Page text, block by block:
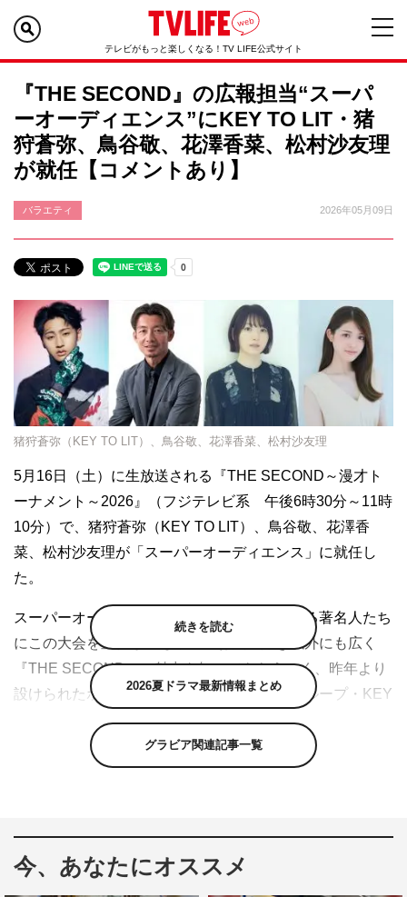
テレビがもっと楽しくなる！TV LIFE公式サイト
『THE SECOND』の広報担当“スーパ
ーオーディエンス”にKEY TO LIT・猪
狩蒼弥、鳥谷敬、花澤香菜、松村沙友理
が就任【コメントあり】
バラエティ 2026年05月09日
猪狩蒼弥（KEY TO LIT）、鳥谷敬、花澤香菜、松村沙友理
5月16日（土）に生放送される『THE SECOND～漫才ト
ーナメント～2026』（フジテレビ系 午後6時30分～11時
10分）で、猪狩蒼弥（KEY TO LIT）、鳥谷敬、花澤香
菜、松村沙友理が「スーパーオーディエンス」に就任し
た。
スーパーオーディエンスは、各分野で活躍する著名人たち
にこの大会を宣伝してもらい、お笑い好き以外にも広く
『THE SECOND』の魅力を知ってもらうべく、昨年より
設けられたポスト。今大会では、アイドルグループ・KEY
TO LITの猪狩蒼弥、元プロ野球選手（阪神タイガース、千
葉ロッテマリーンズ）の鳥谷敬、声優の花澤香菜、乃木坂
46の元メンバーで女優の松村沙友理の4人が就任。花澤が
4人は今後、５月16日（土）に生放送される「グランプリ
続きを読む
2026夏ドラマ最新情報まとめ
グラビア関連記事一覧
今、あなたにオススメ